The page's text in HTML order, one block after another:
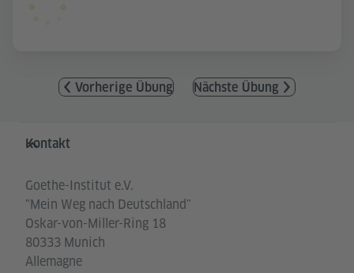
Vorherige Übung Nächste Übung
Service- und Informationsbereich
Kontakt
Goethe-Institut e.V.
"Mein Weg nach Deutschland"
Oskar-von-Miller-Ring 18
80333 Munich
Allemagne